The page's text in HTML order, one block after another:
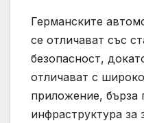
Германските
се отличават със
безопасност,
отличават с
приложение, бърза
инфраструктура за